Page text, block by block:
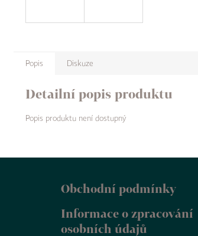
Popis Diskuze
Detailní popis produktu
Popis produktu není dostupný
Obchodní podmínky
Informace o zpracování
osobních údajů